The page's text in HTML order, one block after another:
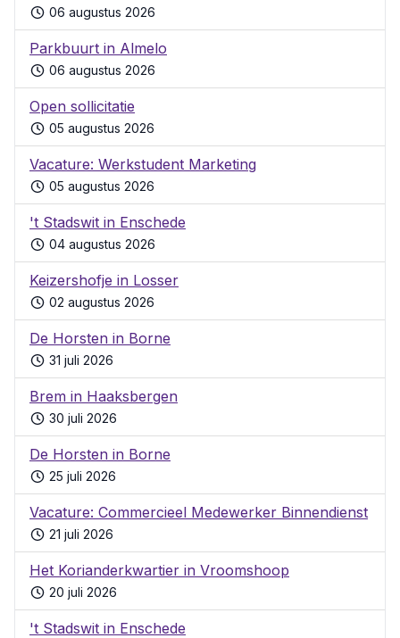
06 augustus 2026
Parkbuurt in Almelo
06 augustus 2026
Open sollicitatie
05 augustus 2026
Vacature: Werkstudent Marketing
05 augustus 2026
't Stadswit in Enschede
04 augustus 2026
Keizershofje in Losser
02 augustus 2026
De Horsten in Borne
31 juli 2026
Brem in Haaksbergen
30 juli 2026
De Horsten in Borne
25 juli 2026
Vacature: Commercieel Medewerker Binnendienst
21 juli 2026
Het Korianderkwartier in Vroomshoop
20 juli 2026
't Stadswit in Enschede